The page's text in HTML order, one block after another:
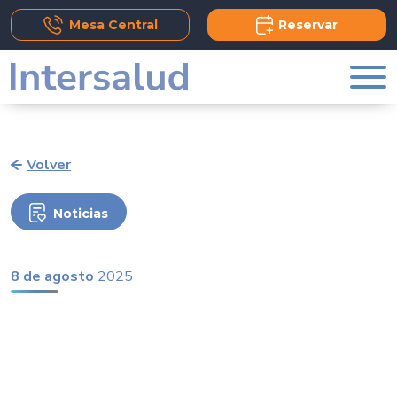
Add Comment
Mesa Central Reservar
Volver
Noticias
8 de agosto 2025